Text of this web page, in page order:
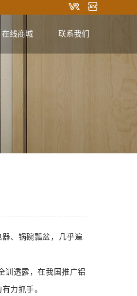
在线商城 联系我们
、锅碗瓢盆，几乎遍
训透露，在我国推广铝
力抓手。